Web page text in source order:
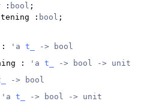
: bool ;
: bool ;
: 'a t_
-> bool
: 'a t_
-> bool -> unit
-> bool
'a t_ -> bool -> unit